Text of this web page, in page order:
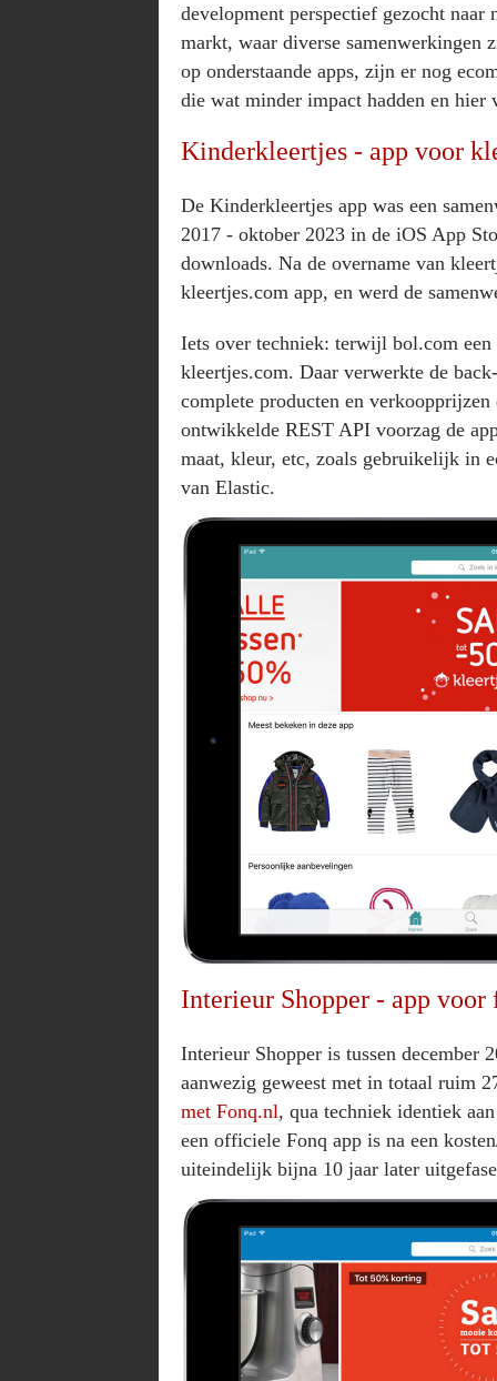
development perspectief gezocht naar
markt, waar diverse samenwerkingen
op onderstaande apps, zijn er nog
die wat minder impact hadden en hier
Kinderkleertjes - app voor
De Kinderkleertjes app was een
2017 - oktober 2023 in de iOS App
downloads. Na de overname van
kleertjes.com app, en werd de
Iets over techniek: terwijl bol.com
kleertjes.com. Daar verwerkte de
complete producten en
ontwikkelde REST API voorzag de
maat, kleur, etc, zoals gebruikelijk in
van Elastic.
Interieur Shopper - app voor
Interieur Shopper is tussen december
aanwezig geweest met in totaal ruim
met Fonq.nl, qua techniek identiek
een officiele Fonq app is na een
uiteindelijk bijna 10 jaar later